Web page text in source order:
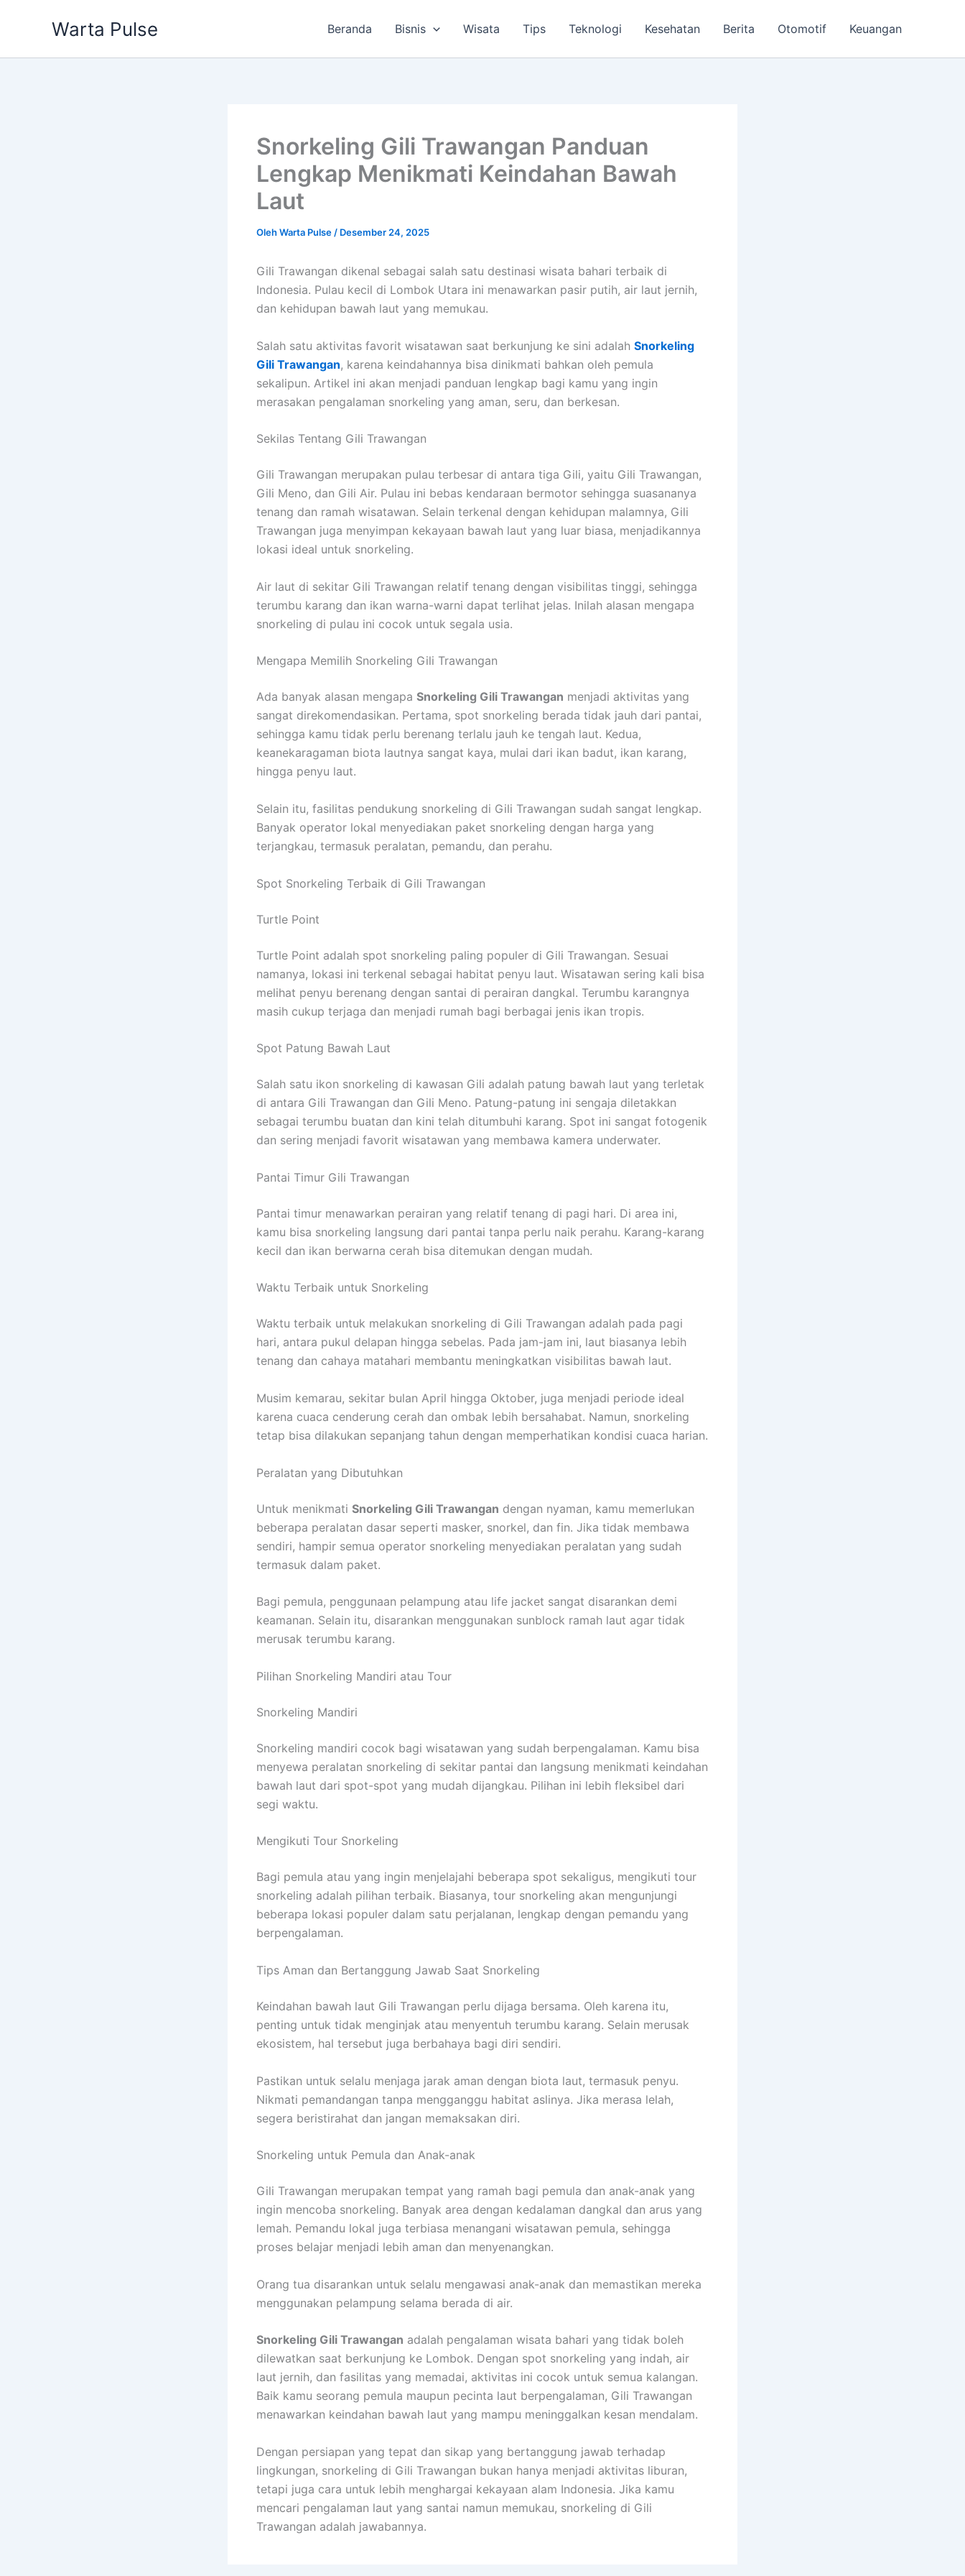
Warta Pulse Beranda Bisnis Wisata Tips Teknologi Kesehatan Berita Otomotif Keuangan
Snorkeling Gili Trawangan Panduan
Lengkap Menikmati Keindahan Bawah
Laut
OlehWarta Pulse / Desember 24, 2025
Gili Trawangan dikenal sebagai salah satu destinasi wisata bahari terbaik di
Indonesia. Pulau kecil di Lombok Utara ini menawarkan pasir putih, air laut jernih,
dan kehidupan bawah laut yang memukau.
Salah satu aktivitas favorit wisatawan saat berkunjung ke sini adalah Snorkeling
Gili Trawangan, karena keindahannya bisa dinikmati bahkan oleh pemula
sekalipun. Artikel ini akan menjadi panduan lengkap bagi kamu yang ingin
merasakan pengalaman snorkeling yang aman, seru, dan berkesan.
Sekilas Tentang Gili Trawangan
Gili Trawangan merupakan pulau terbesar di antara tiga Gili, yaitu Gili Trawangan,
Gili Meno, dan Gili Air. Pulau ini bebas kendaraan bermotor sehingga suasananya
tenang dan ramah wisatawan. Selain terkenal dengan kehidupan malamnya, Gili
Trawangan juga menyimpan kekayaan bawah laut yang luar biasa, menjadikannya
lokasi ideal untuk snorkeling.
Air laut di sekitar Gili Trawangan relatif tenang dengan visibilitas tinggi, sehingga
terumbu karang dan ikan warna-warni dapat terlihat jelas. Inilah alasan mengapa
snorkeling di pulau ini cocok untuk segala usia.
Mengapa Memilih Snorkeling Gili Trawangan
Ada banyak alasan mengapa Snorkeling Gili Trawangan menjadi aktivitas yang
sangat direkomendasikan. Pertama, spot snorkeling berada tidak jauh dari pantai,
sehingga kamu tidak perlu berenang terlalu jauh ke tengah laut. Kedua,
keanekaragaman biota lautnya sangat kaya, mulai dari ikan badut, ikan karang,
hingga penyu laut.
Selain itu, fasilitas pendukung snorkeling di Gili Trawangan sudah sangat lengkap.
Banyak operator lokal menyediakan paket snorkeling dengan harga yang
terjangkau, termasuk peralatan, pemandu, dan perahu.
Spot Snorkeling Terbaik di Gili Trawangan
Turtle Point
Turtle Point adalah spot snorkeling paling populer di Gili Trawangan. Sesuai
namanya, lokasi ini terkenal sebagai habitat penyu laut. Wisatawan sering kali bisa
melihat penyu berenang dengan santai di perairan dangkal. Terumbu karangnya
masih cukup terjaga dan menjadi rumah bagi berbagai jenis ikan tropis.
Spot Patung Bawah Laut
Salah satu ikon snorkeling di kawasan Gili adalah patung bawah laut yang terletak
di antara Gili Trawangan dan Gili Meno. Patung-patung ini sengaja diletakkan
sebagai terumbu buatan dan kini telah ditumbuhi karang. Spot ini sangat fotogenik
dan sering menjadi favorit wisatawan yang membawa kamera underwater.
Pantai Timur Gili Trawangan
Pantai timur menawarkan perairan yang relatif tenang di pagi hari. Di area ini,
kamu bisa snorkeling langsung dari pantai tanpa perlu naik perahu. Karang-karang
kecil dan ikan berwarna cerah bisa ditemukan dengan mudah.
Waktu Terbaik untuk Snorkeling
Waktu terbaik untuk melakukan snorkeling di Gili Trawangan adalah pada pagi
hari, antara pukul delapan hingga sebelas. Pada jam-jam ini, laut biasanya lebih
tenang dan cahaya matahari membantu meningkatkan visibilitas bawah laut.
Musim kemarau, sekitar bulan April hingga Oktober, juga menjadi periode ideal
karena cuaca cenderung cerah dan ombak lebih bersahabat. Namun, snorkeling
tetap bisa dilakukan sepanjang tahun dengan memperhatikan kondisi cuaca harian.
Peralatan yang Dibutuhkan
Untuk menikmati Snorkeling Gili Trawangan dengan nyaman, kamu memerlukan
beberapa peralatan dasar seperti masker, snorkel, dan fin. Jika tidak membawa
sendiri, hampir semua operator snorkeling menyediakan peralatan yang sudah
termasuk dalam paket.
Bagi pemula, penggunaan pelampung atau life jacket sangat disarankan demi
keamanan. Selain itu, disarankan menggunakan sunblock ramah laut agar tidak
merusak terumbu karang.
Pilihan Snorkeling Mandiri atau Tour
Snorkeling Mandiri
Snorkeling mandiri cocok bagi wisatawan yang sudah berpengalaman. Kamu bisa
menyewa peralatan snorkeling di sekitar pantai dan langsung menikmati keindahan
bawah laut dari spot-spot yang mudah dijangkau. Pilihan ini lebih fleksibel dari
segi waktu.
Mengikuti Tour Snorkeling
Bagi pemula atau yang ingin menjelajahi beberapa spot sekaligus, mengikuti tour
snorkeling adalah pilihan terbaik. Biasanya, tour snorkeling akan mengunjungi
beberapa lokasi populer dalam satu perjalanan, lengkap dengan pemandu yang
berpengalaman.
Tips Aman dan Bertanggung Jawab Saat Snorkeling
Keindahan bawah laut Gili Trawangan perlu dijaga bersama. Oleh karena itu,
penting untuk tidak menginjak atau menyentuh terumbu karang. Selain merusak
ekosistem, hal tersebut juga berbahaya bagi diri sendiri.
Pastikan untuk selalu menjaga jarak aman dengan biota laut, termasuk penyu.
Nikmati pemandangan tanpa mengganggu habitat aslinya. Jika merasa lelah,
segera beristirahat dan jangan memaksakan diri.
Snorkeling untuk Pemula dan Anak-anak
Gili Trawangan merupakan tempat yang ramah bagi pemula dan anak-anak yang
ingin mencoba snorkeling. Banyak area dengan kedalaman dangkal dan arus yang
lemah. Pemandu lokal juga terbiasa menangani wisatawan pemula, sehingga
proses belajar menjadi lebih aman dan menyenangkan.
Orang tua disarankan untuk selalu mengawasi anak-anak dan memastikan mereka
menggunakan pelampung selama berada di air.
Snorkeling Gili Trawangan adalah pengalaman wisata bahari yang tidak boleh
dilewatkan saat berkunjung ke Lombok. Dengan spot snorkeling yang indah, air
laut jernih, dan fasilitas yang memadai, aktivitas ini cocok untuk semua kalangan.
Baik kamu seorang pemula maupun pecinta laut berpengalaman, Gili Trawangan
menawarkan keindahan bawah laut yang mampu meninggalkan kesan mendalam.
Dengan persiapan yang tepat dan sikap yang bertanggung jawab terhadap
lingkungan, snorkeling di Gili Trawangan bukan hanya menjadi aktivitas liburan,
tetapi juga cara untuk lebih menghargai kekayaan alam Indonesia. Jika kamu
mencari pengalaman laut yang santai namun memukau, snorkeling di Gili
Trawangan adalah jawabannya.